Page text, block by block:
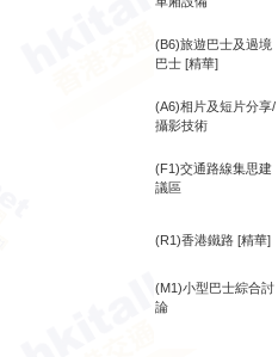
(B6)旅遊巴士及過境
巴士 [精華]
(A6)相片及短片分享/
攝影技術
(F1)交通路線集思建
議區
(R1)香港鐵路 [精華]
(M1)小型巴士綜合討
論